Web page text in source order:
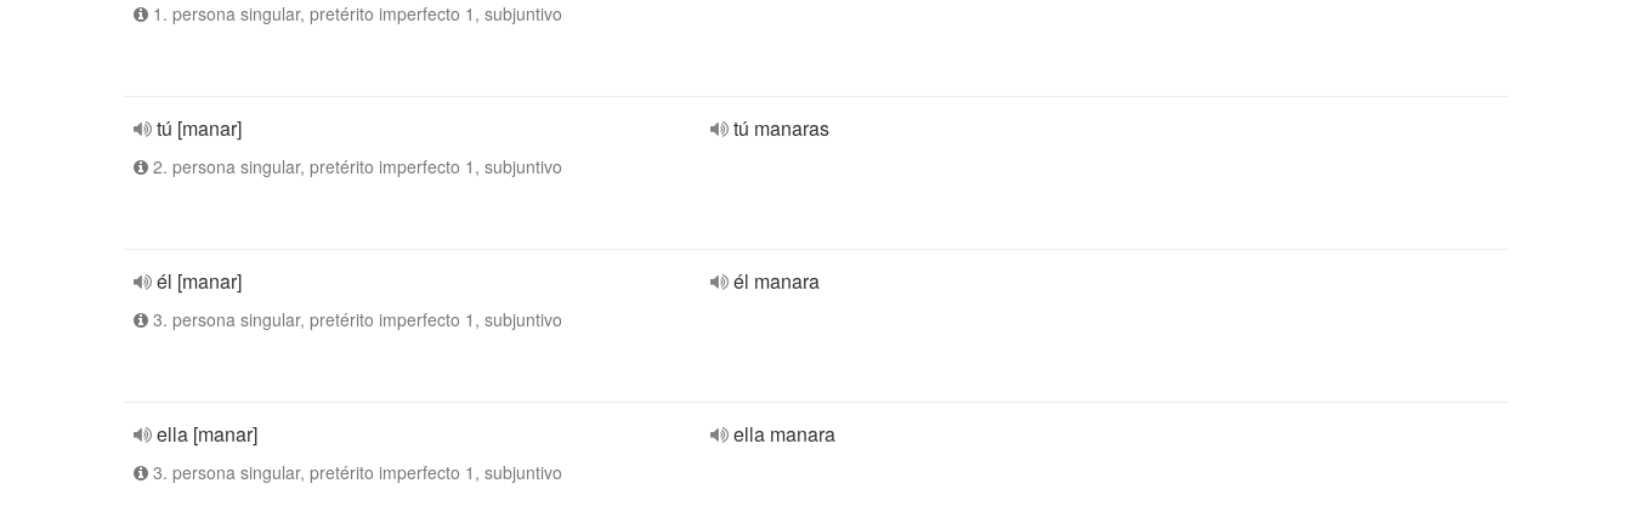
1. persona singular, pretérito imperfecto 1, subjuntivo
tú [manar]
2. persona singular, pretérito imperfecto 1, subjuntivo
tú manaras
él [manar]
3. persona singular, pretérito imperfecto 1, subjuntivo
él manara
ella [manar]
3. persona singular, pretérito imperfecto 1, subjuntivo
ella manara